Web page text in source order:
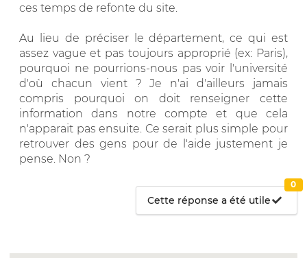
ces temps de refonte du site.
Au lieu de préciser le département, ce qui est
assez vague et pas toujours approprié (ex: Paris),
pourquoi ne pourrions-nous pas voir l'université
d'où chacun vient ? Je n'ai d'ailleurs jamais
compris pourquoi on doit renseigner cette
information dans notre compte et que cela
n'apparait pas ensuite. Ce serait plus simple pour
retrouver des gens pour de l'aide justement je
pense. Non ?
Cette réponse a été utile
0